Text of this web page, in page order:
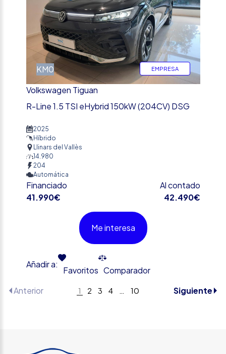
KM0 EMPRESA
Volkswagen Tiguan
R-Line 1.5 TSI eHybrid 150kW (204CV) DSG
2025
Híbrido
Llinars del Vallès
14.980
204
Automática
Financiado
41.990€
Al contado
42.490€
Me interesa
Añadir a:
Favoritos Comparador
Anterior
1 2 3 4 10 Siguiente